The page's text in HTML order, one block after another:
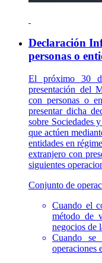
Declaración
personas o
El próximo 30
presentación del
con personas o
presentar dicha
sobre Sociedades
que actúen
entidades en
extranjero con
siguientes
Conjunto de
Cuando el
método de
negocios de
Cuando
operaciones